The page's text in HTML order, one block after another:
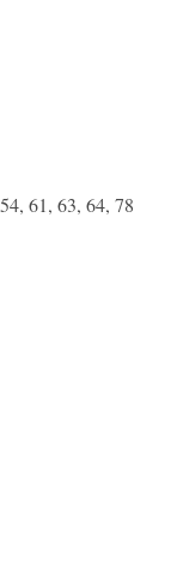
61, 63, 64, 78